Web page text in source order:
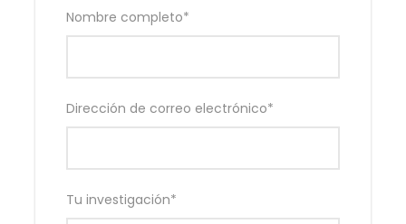
Nombre completo*
Dirección de correo electrónico*
Tu investigación*